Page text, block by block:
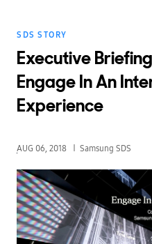
뉴SDS STORY
Executive
Engage In An
Experience
AUG 06, 2018 Samsung SDS